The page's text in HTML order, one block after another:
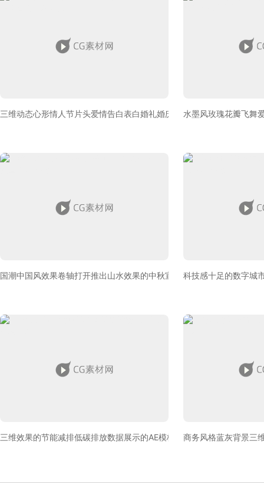
三维动态心形情人节片头爱情告白表白婚礼婚庆宣传片AE模板
水墨风玫瑰花瓣飞舞
国潮中国风效果卷轴打开推出山水效果的中秋宣传AE模板下载
科技感十足的数字城
三维效果的节能减排低碳排放数据展示的AE模板下载商务风格蓝灰背景三